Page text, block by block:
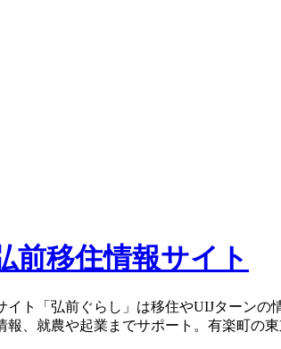
前移住情報サイト
イト「弘前ぐらし」は移住やUIJターン
報、就農や起業までサポート。有楽町の東